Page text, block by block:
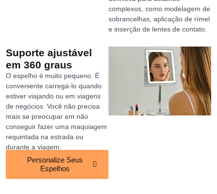
complexos, como modelagem de
sobrancelhas, aplicação de rímel
e inserção de lentes de contato.
Suporte ajustável
em 360 graus
O espelho é muito pequeno. É
conveniente carregá-lo quando
estiver viajando ou em viagens
de negócios. Você não precisa
mais se preocupar em não
conseguir fazer uma maquiagem
requintada na estrada ou
durante a viagem.
Personalize Seus
Espelhos